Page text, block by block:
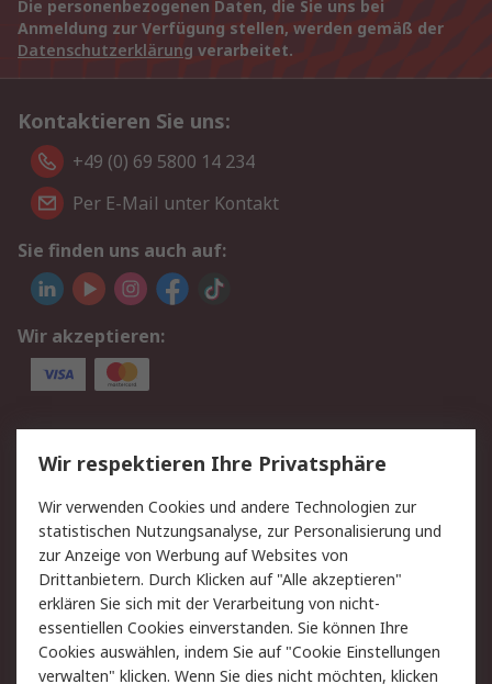
Die personenbezogenen Daten, die Sie uns bei
Anmeldung zur Verfügung stellen, werden gemäß der
Datenschutzerklärung verarbeitet.
Kontaktieren Sie uns:
+49 (0) 69 5800 14 234
Per E-Mail unter Kontakt
Sie finden uns auch auf:
Wir akzeptieren:
Service
Value Added Services
Lieferlösungen
Rücksendungen
Kontakt
Hilfe
Privatkunden
Rechtliches
AGB
Datenschutz
Cookie-Richtlinie
Zahlungsbedingungen
Wir respektieren Ihre Privatsphäre
Wir verwenden Cookies und andere Technologien zur
statistischen Nutzungsanalyse, zur Personalisierung und
zur Anzeige von Werbung auf Websites von
Drittanbietern. Durch Klicken auf "Alle akzeptieren"
erklären Sie sich mit der Verarbeitung von nicht-
essentiellen Cookies einverstanden. Sie können Ihre
Cookies auswählen, indem Sie auf "Cookie Einstellungen
verwalten" klicken. Wenn Sie dies nicht möchten, klicken